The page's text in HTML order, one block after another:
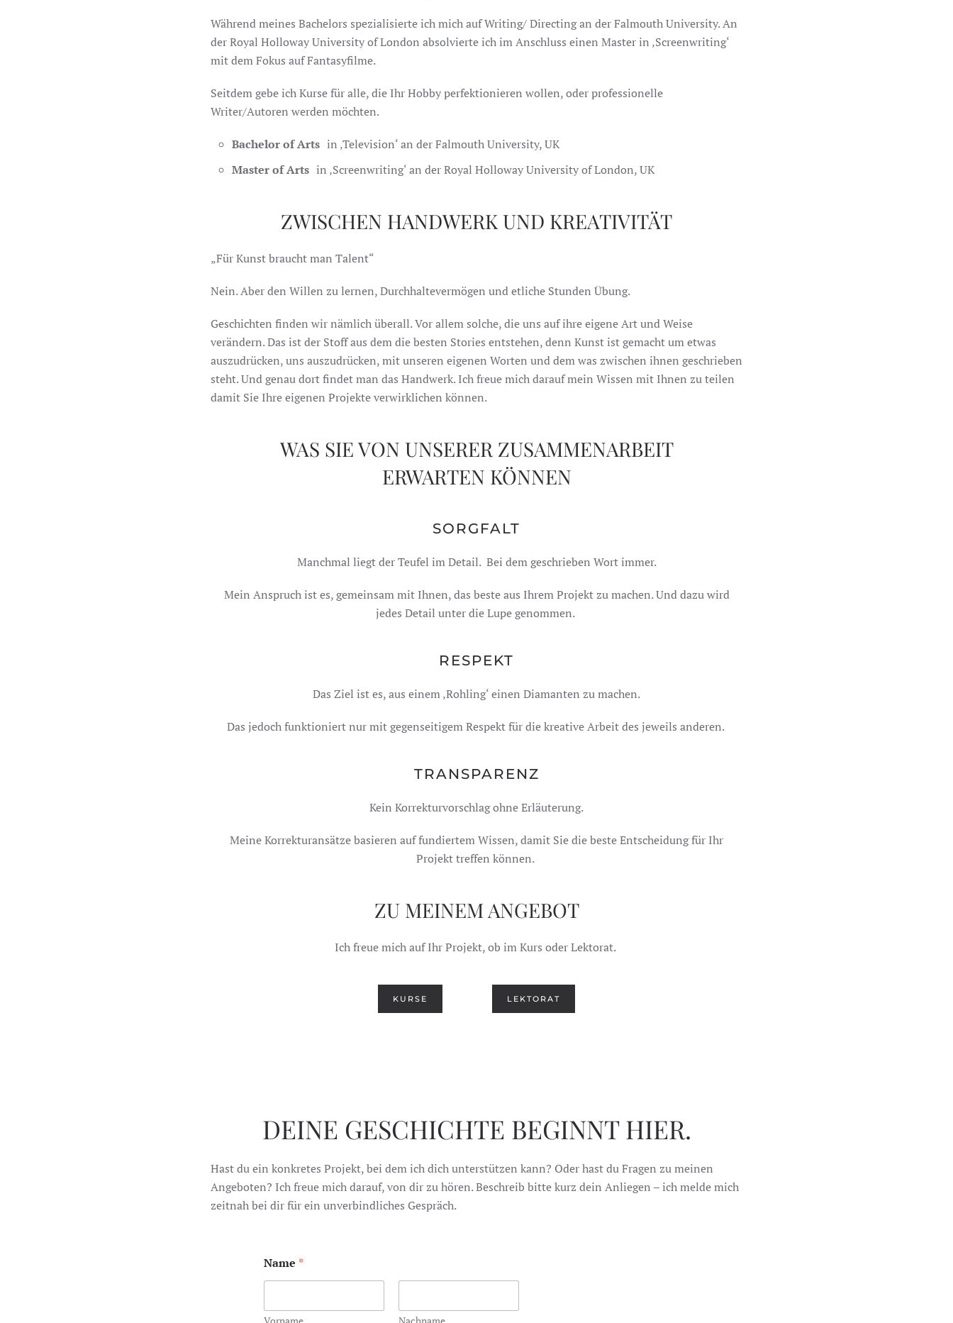
Während meines Bachelors spezialisierte ich mich auf Writing/ Directing an der Falmouth University. An
der Royal Holloway University of London absolvierte ich im Anschluss einen Master in ‚Screenwriting‘
mit dem Fokus auf Fantasyfilme.
Seitdem gebe ich Kurse für alle, die Ihr Hobby perfektionieren wollen, oder professionelle
Writer/Autoren werden möchten.
Bachelor of Arts in ‚Television‘ an der Falmouth University, UK
Master of Arts in ‚Screenwriting‘ an der Royal Holloway University of London, UK
ZWISCHEN HANDWERK UND KREATIVITÄT
„Für Kunst braucht man Talent“
Nein. Aber den Willen zu lernen, Durchhaltevermögen und etliche Stunden Übung.
Geschichten finden wir nämlich überall. Vor allem solche, die uns auf ihre eigene Art und Weise
verändern. Das ist der Stoff aus dem die besten Stories entstehen, denn Kunst ist gemacht um etwas
auszudrücken, uns auszudrücken, mit unseren eigenen Worten und dem was zwischen ihnen geschrieben
steht. Und genau dort findet man das Handwerk. Ich freue mich darauf mein Wissen mit Ihnen zu teilen
damit Sie Ihre eigenen Projekte verwirklichen können.
WAS SIE VON UNSERER ZUSAMMENARBEIT
ERWARTEN KÖNNEN
SORGFALT
Manchmal liegt der Teufel im Detail. Bei dem geschrieben Wort immer.
Mein Anspruch ist es, gemeinsam mit Ihnen, das beste aus Ihrem Projekt zu machen. Und dazu wird
jedes Detail unter die Lupe genommen.
RESPEKT
Das Ziel ist es, aus einem ‚Rohling‘ einen Diamanten zu machen.
Das jedoch funktioniert nur mit gegenseitigem Respekt für die kreative Arbeit des jeweils anderen.
TRANSPARENZ
Kein Korrekturvorschlag ohne Erläuterung.
Meine Korrekturansätze basieren auf fundiertem Wissen, damit Sie die beste Entscheidung für Ihr
Projekt treffen können.
ZU MEINEM ANGEBOT
Ich freue mich auf Ihr Projekt, ob im Kurs oder Lektorat.
KURSE LEKTORAT
DEINE GESCHICHTE BEGINNT HIER.
Hast du ein konkretes Projekt, bei dem ich dich unterstützen kann? Oder hast du Fragen zu meinen
Angeboten? Ich freue mich darauf, von dir zu hören. Beschreib bitte kurz dein Anliegen – ich melde mich
zeitnah bei dir für ein unverbindliches Gespräch.
Name *